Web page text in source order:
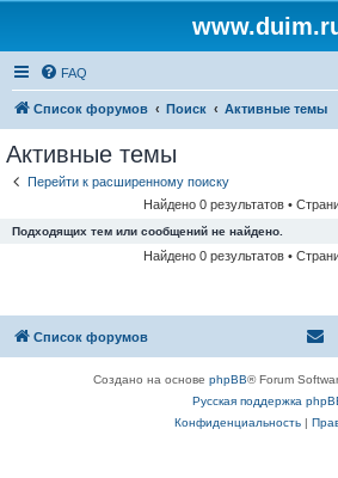
FAQ
Список форумов Поиск Активные темы
Активные темы
Перейти к расширенному поиску
Найдено 0 результатов •
Подходящих тем или сообщений не найдено.
Найдено 0 результатов •
Список форумов
Создано на основе phpBB® Forum
Русская поддержка
Конфиденциальность|